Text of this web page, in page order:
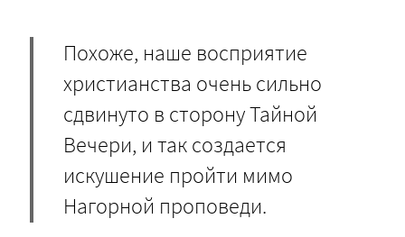
Похоже, наше восприятие
христианства очень сильно
сдвинуто в сторону Тайной
Вечери, и так создается
искушение пройти мимо
Нагорной проповеди.